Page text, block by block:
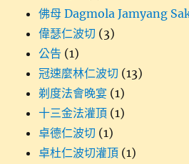
佛母 Dagmola Jamyang
偉瑟仁波切 (3)
公告 (1)
冠速麼林仁波切 (13)
剃度法會晚宴 (1)
十三金法灌頂 (1)
卓德仁波切 (1)
卓杜仁波切灌頂 (1)